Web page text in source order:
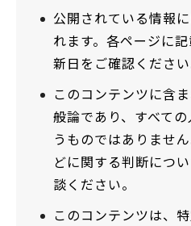
公開されている情報
れます。各ページに
新日をご確認ください
このコンテンツに含
般論であり、すべて
うものではありませ
どに関する判断につ
談ください。
このコンテンツは、